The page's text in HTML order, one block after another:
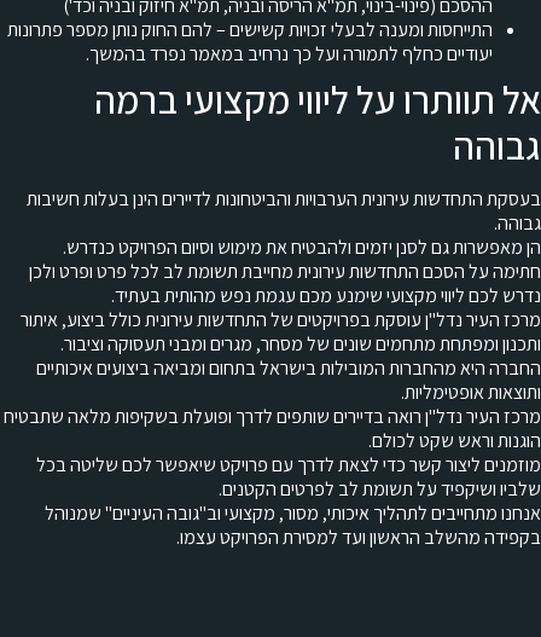
ההסכם (פינוי-בינוי, תמ"א הריסה ובניה, תמ"א חיזוק ובניה וכד')
התייחסות ומענה לבעלי זכויות קשישים – להם החוק נותן מספר פתרונות
יעודיים כחלף לתמורה ועל כך נרחיב במאמר נפרד בהמשך.
אל תוותרו על ליווי מקצועי ברמה
גבוהה
בעסקת התחדשות עירונית הערבויות והביטחונות לדיירים הינן בעלות חשיבות
גבוהה.
הן מאפשרות גם לסנן יזמים ולהבטיח את מימוש וסיום הפרויקט כנדרש.
חתימה על הסכם התחדשות עירונית מחייבת תשומת לב לכל פרט ופרט ולכן
נדרש לכם ליווי מקצועי שימנע מכם עגמת נפש מהותית בעתיד.
מרכז העיר נדל"ן עוסקת בפרויקטים של התחדשות עירונית כולל ביצוע, איתור
ותכנון ומפתחת מתחמים שונים של מסחר, מגרים ומבני תעסוקה וציבור.
החברה היא מהחברות המובילות בישראל בתחום ומביאה ביצועים איכותיים
ותוצאות אופטימליות.
מרכז העיר נדל"ן רואה בדיירים שותפים לדרך ופועלת בשקיפות מלאה שתבטיח
הוגנות וראש שקט לכולם.
מוזמנים ליצור קשר כדי לצאת לדרך עם פרויקט שיאפשר לכם שליטה בכל
שלביו ושיקפיד על תשומת לב לפרטים הקטנים.
אנחנו מתחייבים לתהליך איכותי, מסור, מקצועי וב"גובה העיניים" שמנוהל
בקפידה מהשלב הראשון ועד למסירת הפרויקט עצמו.